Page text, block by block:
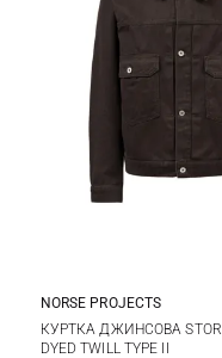
M L
NORSE PROJECTS
КУРТКА ДЖИНСОВА
DYED TWILL TYPE II